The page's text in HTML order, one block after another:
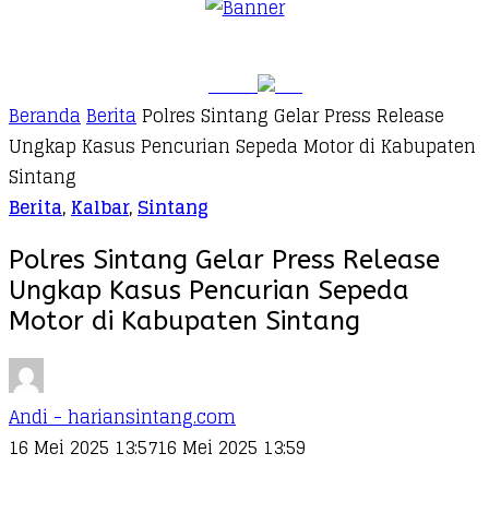
BerandaBeritaPolres Sintang Gelar Press Release
Ungkap Kasus Pencurian Sepeda Motor di Kabupaten
Sintang
Berita,Kalbar,Sintang
Polres Sintang Gelar Press Release
Ungkap Kasus Pencurian Sepeda
Motor di Kabupaten Sintang
Andi - hariansintang.com
16 Mei 2025 13:5716 Mei 2025 13:59